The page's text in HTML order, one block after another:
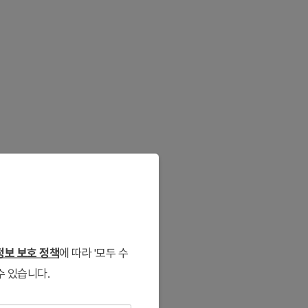
보 보호 정책에 따라 '모두 수
있습니다.